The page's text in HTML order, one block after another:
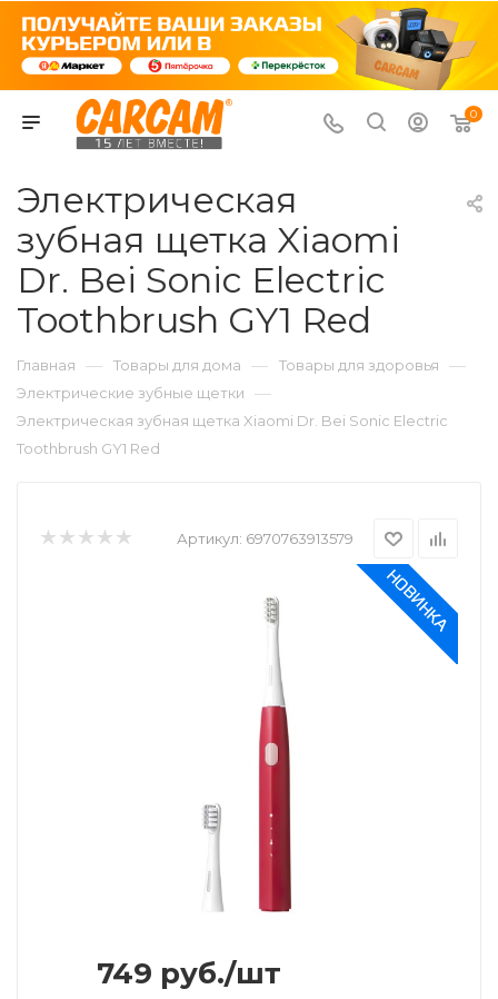
0
Электрическая
зубная щетка Xiaomi
Dr. Bei Sonic Electric
Toothbrush GY1 Red
Главная — Товары для дома — Товары для здоровья —
Электрические зубные щетки —
Электрическая зубная щетка Xiaomi Dr. Bei Sonic Electric
Toothbrush GY1 Red
Артикул: 6970763913579
749 руб./шт